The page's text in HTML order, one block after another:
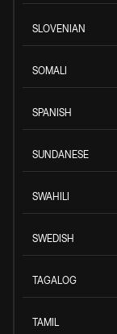
SLOVENIAN
SOMALI
SPANISH
SUNDANESE
SWAHILI
SWEDISH
TAGALOG
TAMIL